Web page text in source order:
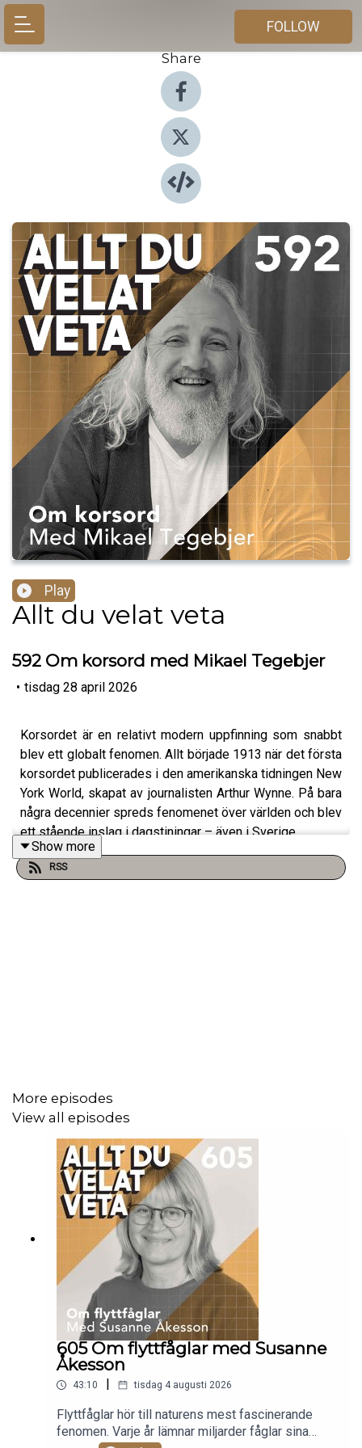
FOLLOW
Share
Play
Allt du velat veta
592 Om korsord med Mikael Tegebjer
• tisdag 28 april 2026
Korsordet är en relativt modern uppfinning som snabbt
blev ett globalt fenomen. Allt började 1913 när det första
korsordet publicerades i den amerikanska tidningen New
York World, skapat av journalisten Arthur Wynne. På bara
några decennier spreds fenomenet över världen och blev
ett stående inslag i dagstiningar – även i Sverige.
av Daniel Aldermark
Grafik: Jonas Pike
Facebook: https://www.facebook.com/alltduvelatveta/
Instagram: @alltduvelatveta / @frittefritzson
Har du förslag på avsnitt eller experter: Gå in
www.fritte.seoch leta dig fram till kontakt!
Podden produceras av Blandade Budskap AB och
presenteras i samarbete med Acast
........................................................
Show more
RSS
More episodes
View all episodes
605 Om flyttfåglar med Susanne
Åkesson
43:10 tisdag 4 augusti 2026
Flyttfåglar hör till naturens mest fascinerande
fenomen. Varje år lämnar miljarder fåglar sina